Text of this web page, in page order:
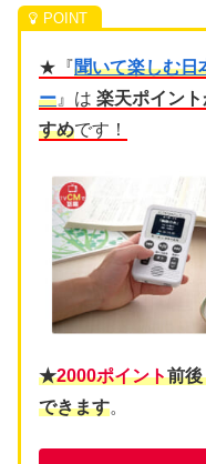
★『 聞いて楽しむ日
ー』は 楽天ポイント
すめです！
★2000ポイント前
できます。